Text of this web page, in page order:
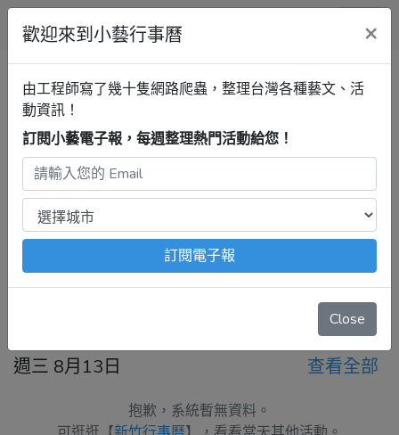
小藝行事曆
全部 展覽 音樂 戲劇 講座 清單
新竹行事曆 展覽 最新活動
2025年8月13日 – 8月19日
注意：出發前請去官網再次確認！
本站內容由程式自動抓
取，沒有算到疫情影響、例行休館日、國定假日、移師外地
週三 8月13日 查看全部
抱歉，系統暫無資料。
歡迎來到小藝行事曆 ×
由工程師寫了幾十隻網路爬蟲，整理台灣各種藝文、活
動資訊！
訂閱小藝電子報，每週整理熱門活動給您！
訂閱電子報
Close